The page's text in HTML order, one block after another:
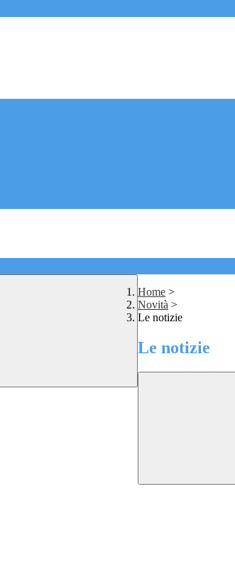
Home >
Novità >
Le notizie
Le notizie